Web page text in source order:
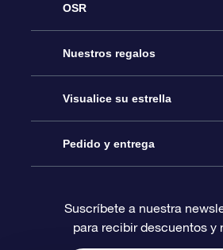
OSR
Atención
Contáctanos
Blog
Reseñas
Nuestros regalos
Regalo Estrella Online
Paquete de Regalo OSR
Tarjeta de Regalo OSR
Visualice su estrella
Registro estelar
Página de Estrella
Pedido y entrega
Información de Pago
Suscríbete a nuestra
para recibir descuentos y